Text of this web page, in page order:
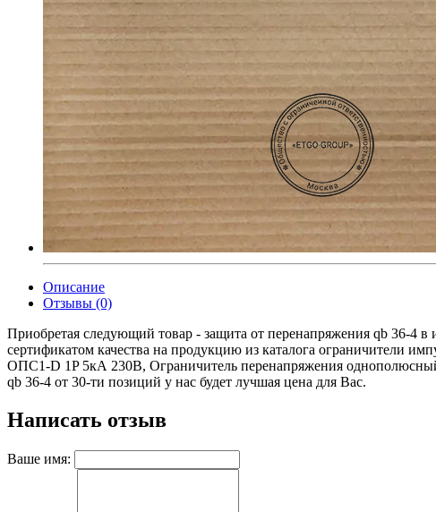
Описание
Отзывы (0)
Приобретая следующий товар - защита от перенапряжения qb 36-4
сертификатом качества на продукцию из каталога ограничители
ОПС1-D 1P 5кА 230В, Ограничитель перенапряжения
qb 36-4 от 30-ти позиций у нас будет лучшая цена для Вас.
Написать отзыв
Ваше имя: